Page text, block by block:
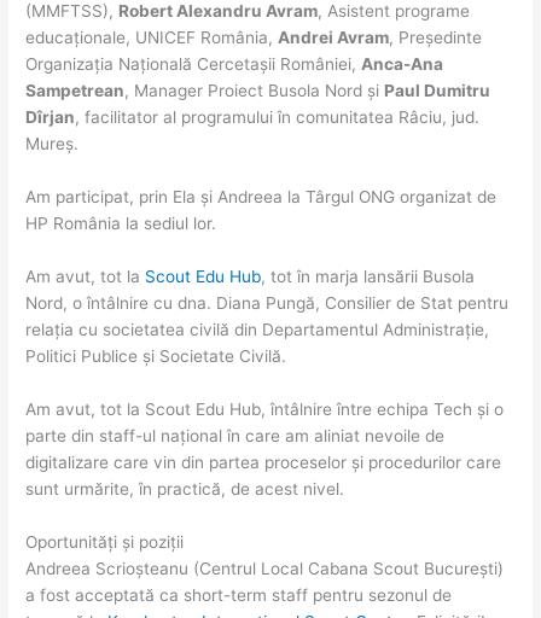
(MMFTSS), Robert Alexandru Avram, Asistent programe
educaționale, UNICEF România,Andrei Avram, Președinte
Organizația Națională Cercetașii României,Anca-Ana
Sampetrean, Manager Proiect Busola Nord și Paul Dumitru
Dîrjan, facilitator al programului în comunitatea Râciu, jud.
Mureș.
Am participat, prin Ela și Andreea la Târgul ONG organizat de
HP România la sediul lor.
Am avut, tot la Scout Edu Hub, tot în marja lansării Busola
Nord, o întâlnire cu dna. Diana Pungă, Consilier de Stat pentru
relația cu societatea civilă din Departamentul Administrație,
Politici Publice și Societate Civilă.
Am avut, tot la Scout Edu Hub, întâlnire între echipa Tech și o
parte din staff-ul național în care am aliniat nevoile de
digitalizare care vin din partea proceselor și procedurilor care
sunt urmărite, în practică, de acest nivel.
Oportunități și poziții
Andreea Scrioșteanu (Centrul Local Cabana Scout București)
a fost acceptată ca short-term staff pentru sezonul de